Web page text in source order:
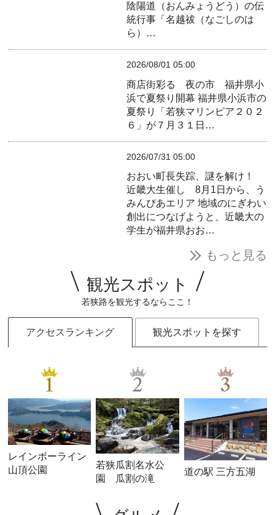
陰陽道（おんみょうどう）の伝
統行事「名越祓（なごしのは
ら）…
2026/08/01 05:00
商店街彩る 夜の市 福井県小
浜で夏祭り開幕 福井県小浜市の
夏祭り「若狭マリンピア２０２
６」が７月３１日…
2026/07/31 05:00
おおい町長失踪、謎を解け！
近畿大生催し 8月1日から、う
みんぴあエリア 地域のにぎわい
創出につなげようと、近畿大の
学生が福井県おお…
もっと見る
観光スポット
若狭路を観光するならここ！
アクセスランキング 観光スポットを探す
1
レインボーライン
山頂公園
2
若狭瓜割名水公
園 瓜割の滝
3
道の駅 三方五湖